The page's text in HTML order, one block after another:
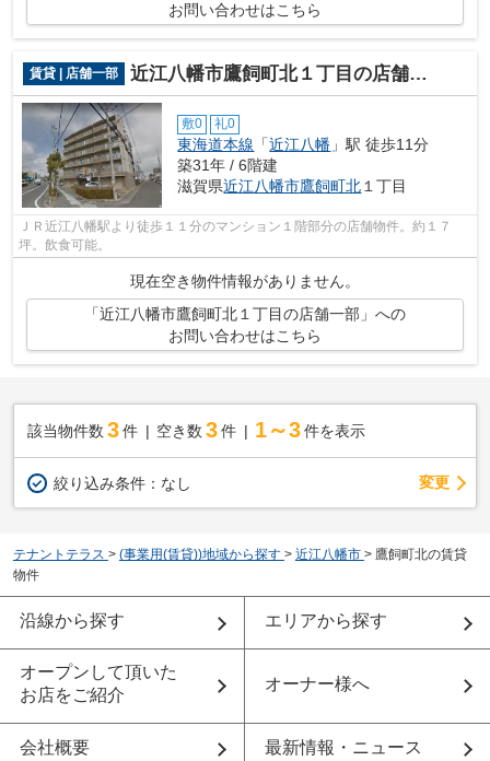
お問い合わせはこちら
賃貸 | 店舗一部 近江八幡市鷹飼町北１丁目の店舗一部
敷0 礼0
東海道本線 「近江八幡 」駅 徒歩11分
築31年 / 6階建
滋賀県近江八幡市鷹飼町北 １丁目
ＪＲ近江八幡駅より徒歩１１分のマンション１階部分の店舗物件。約１７
坪。飲食可能。
現在空き物件情報がありません。
「近江八幡市鷹飼町北１丁目の店舗一部」への
お問い合わせはこちら
該当物件数 3件 空き数 3 件 1～3 件を表示
絞り込み条件： なし 変更
テナントテラス > (事業用(賃貸))地域から探す > 近江八幡市 > 鷹飼町北の賃貸
物件
沿線から探す エリアから探す
オープンして頂いた
お店をご紹介
オーナー様へ
会社概要 最新情報・ニュース